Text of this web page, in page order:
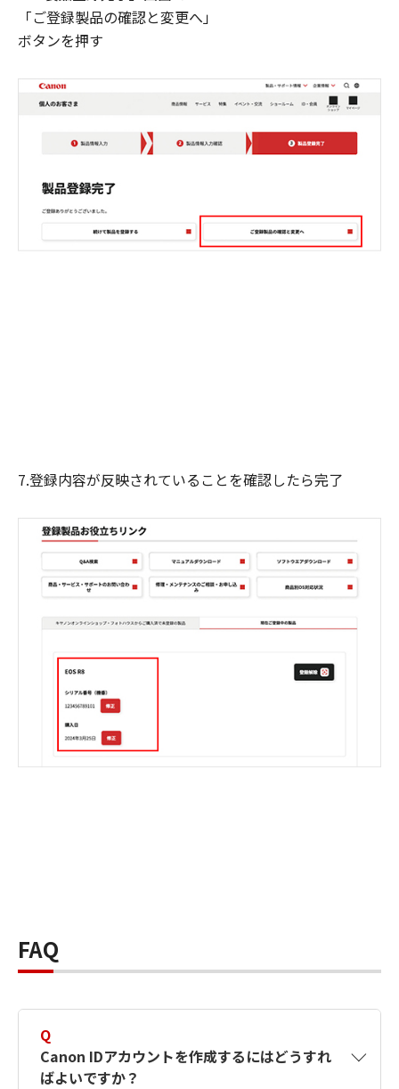
「ご登録製品の確認と変更へ」
ボタンを押す
7.登録内容が反映されていることを確認したら完了
FAQ
Q
Canon IDアカウントを作成するにはどうすれ
ばよいですか？